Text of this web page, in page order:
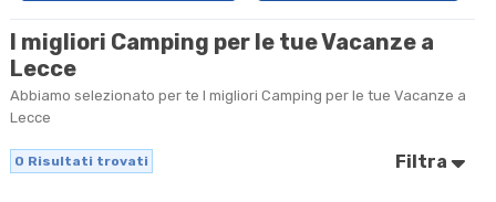
I migliori Camping per le tue Vacanze a
Lecce
Abbiamo selezionato per te I migliori Camping per le tue Vacanze a
Lecce
0 Risultati trovati Filtra